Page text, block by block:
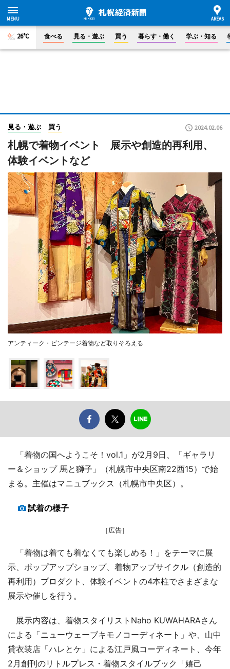
26°C 食べる 見る・遊ぶ 買う 暮らす・働く 学ぶ・知る
見る・遊ぶ 買う 2024.02.06
札幌で着物イベント 展示や創造的再利用、
体験イベントなど
アンティーク・ビンテージ着物など取りそろえる
「着物の国へようこそ！vol.1」が2月9日、「ギャラリ
ー＆ショップ 馬と獅子」（札幌市中央区南22西15）で始
まる。主催はマニュブックス（札幌市中央区）。
試着の様子
［広告］
「着物は着ても着なくても楽しめる！」をテーマに展
示、ポップアップショップ、着物アップサイクル（創造的
再利用）プロダクト、体験イベントの4本柱でさまざまな
展示や催しを行う。
展示内容は、着物スタイリストNaho KUWAHARAさん
による「ニューウェーブキモノコーディネート」や、山中
貸衣装店「ハレとケ」による江戸風コーディネート、今年
2月創刊のリトルプレス・着物スタイルブック「嬉己